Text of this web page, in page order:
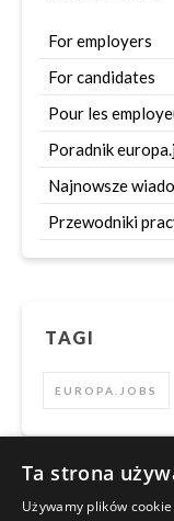
For employers
For candidates
Pour les
Poradnik
Najnowsze
Przewodniki
TAGI
EUROPA.JOBS
Ta strona
Używamy plików